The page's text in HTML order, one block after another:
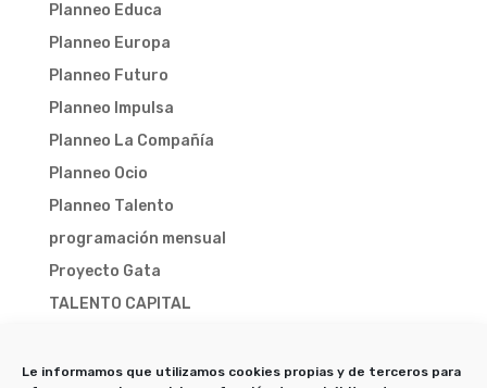
Le informamos que utilizamos cookies propias y de terceros para
Planneo Educa
Planneo Europa
Planneo Futuro
Planneo Impulsa
Planneo La Compañía
Planneo Ocio
Planneo Talento
programación mensual
Proyecto Gata
TALENTO CAPITAL
TALENTO CAPITAL 2026